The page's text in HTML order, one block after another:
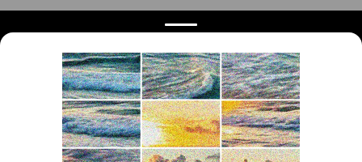
Поиск запчастей
Для автокомпаний
О проекте
Помощь